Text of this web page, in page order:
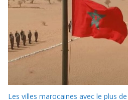
Les villes marocaines avec le plus